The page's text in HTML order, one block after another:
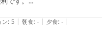
レ付きなのが嬉しかったです。た
…。
、ティッシュ、電気蚊取り、沢山
ン: 5 | 朝食: - | 夕食: - |